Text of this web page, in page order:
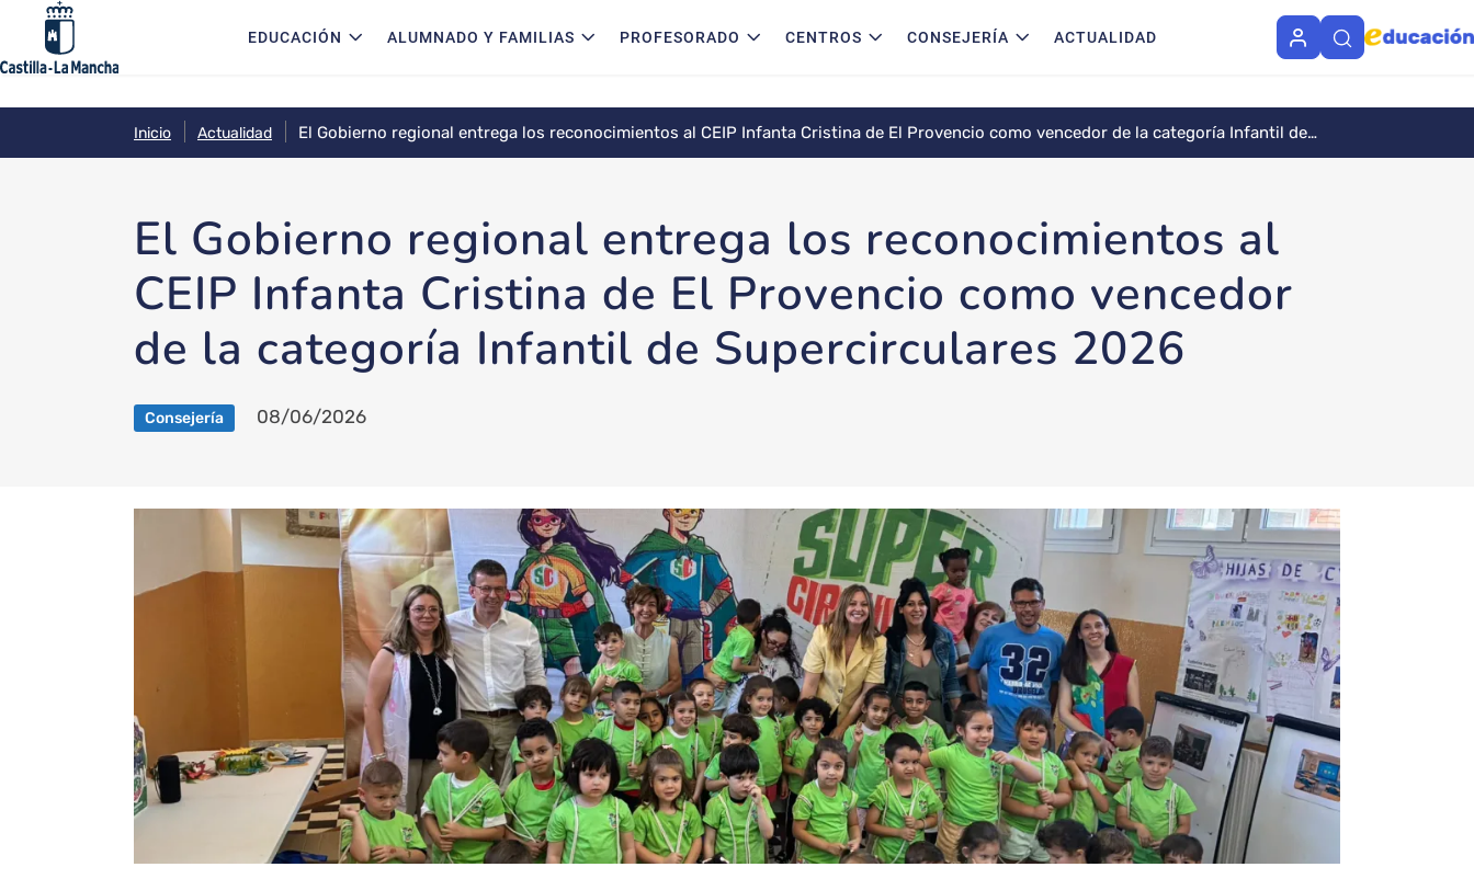
Pasar al contenido principalNavegación principal
EDUCACIÓN ALUMNADO Y FAMILIAS PROFESORADO CENTROS CONSEJERÍA ACTUALIDAD
Inicio Actualidad
El Gobierno regional entrega los reconocimientos al CEIP Infanta Cristina de El Provencio como vencedor de la categoría Infantil de
Supercirculares 2026
El Gobierno regional entrega los reconocimientos al
CEIP Infanta Cristina de El Provencio como vencedor
de la categoría Infantil de Supercirculares 2026
Consejería 08/06/2026